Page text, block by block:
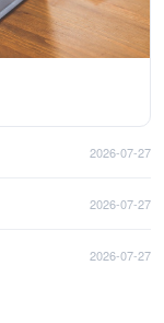
2026-07-27
2026-07-27
2026-07-27